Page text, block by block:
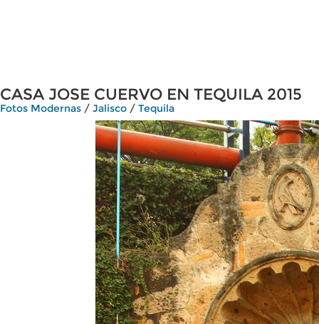
CASA JOSE CUERVO EN TEQUILA 2015
Fotos Modernas / Jalisco / Tequila